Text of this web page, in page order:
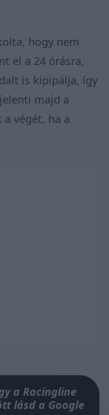
hogy nem
el a 24 órásra,
is kipipálja, így
majd a
végét, ha a
a Racingline
lásd a Google